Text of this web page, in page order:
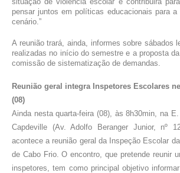
pensar juntos em políticas educacionais para a
cenário.”
A reunião trará, ainda, informes sobre sábados
realizadas no início do semestre e a proposta
comissão de sistematização de demandas.
Reunião geral integra Inspetores Escolares
(08)
Ainda nesta quarta-feira (08), às 8h30min, na
Capdeville (Av. Adolfo Beranger Junior, nº
acontece a reunião geral da Inspeção Escolar
de Cabo Frio. O encontro, que pretende reunir
inspetores, tem como principal objetivo